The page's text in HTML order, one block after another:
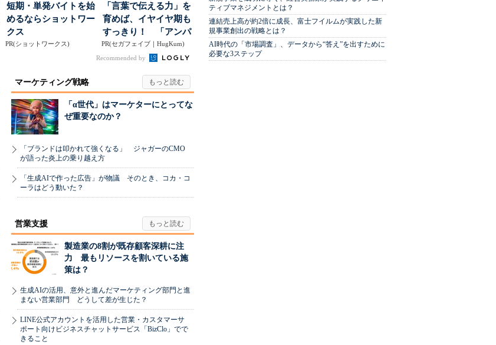
短期・単発バイトを始
めるならショットワー
クス
PR(ショットワークス)
「言葉で伝える力」を
育めば、イヤイヤ期も
すっきり！ 「アンパ
ンマン ことばずかん...
PR(セガフェイブ｜HugKum)
Recommended by
マーケティング戦略
「α世代」はマーケターにとってな
ぜ重要なのか？
「ブランドは叩かれて強くなる」 ジャガーのCMO
が語った炎上の乗り越え方
「生成AIで作った広告」が物議 そのとき、コカ・コ
ーラはどう動いた？
営業支援
製造業の8割が既存顧客深耕に注
力 最もリソースを割いている施
策は？
生成AIの活用、意外と進んだマーケティング部門と進
まない営業部門 どうして差が生じた？
LINE公式アカウントを活用した営業・カスタマーサ
ポート向けビジネスチャットサービス「BizClo」でで
きること
ティブマネジメントとは？
連結売上高が約2倍に成長、富士フイルムが実践した新
規事業創出の戦略とは？
AI時代の「市場調査」、データから“答え”を出すために
必要な3ステップ